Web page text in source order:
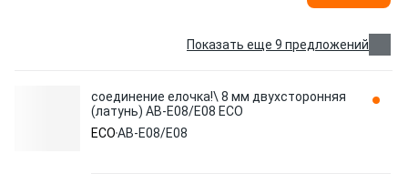
Показать еще 9 предложений
соединение елочка!\ 8 мм двухсторонняя
(латунь) AB-E08/E08 ECO
ECOAB-E08/E08